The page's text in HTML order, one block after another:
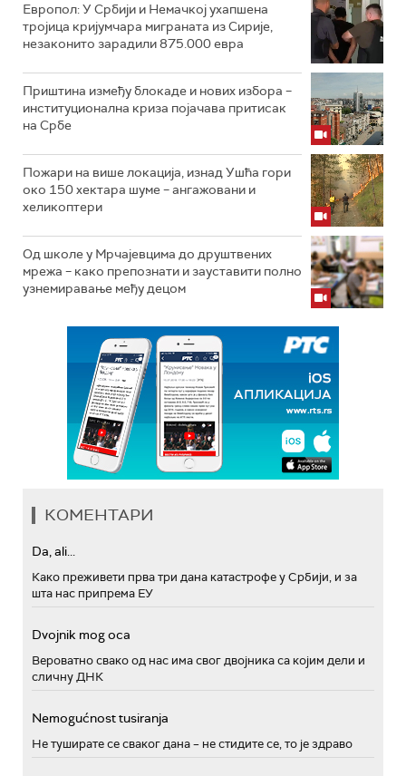
Европол: У Србији и Немачкој ухапшена
тројица кријумчара миграната из Сирије,
незаконито зарадили 875.000 евра
Приштина између блокаде и нових избора –
институционална криза појачава притисак
на Србе
Пожари на више локација, изнад Ушћа гори
око 150 хектара шуме – ангажовани и
хеликоптери
Од школе у Мрчајевцима до друштвених
мрежа – како препознати и зауставити полно
узнемиравање међу децом
КОМЕНТАРИ
Da, ali...
Како преживети прва три дана катастрофе у Србији, и за
шта нас припрема ЕУ
Dvojnik mog oca
Вероватно свако од нас има свог двојника са којим дели и
сличну ДНК
Nemogućnost tusiranja
Не туширате се сваког дана – не стидите се, то је здраво